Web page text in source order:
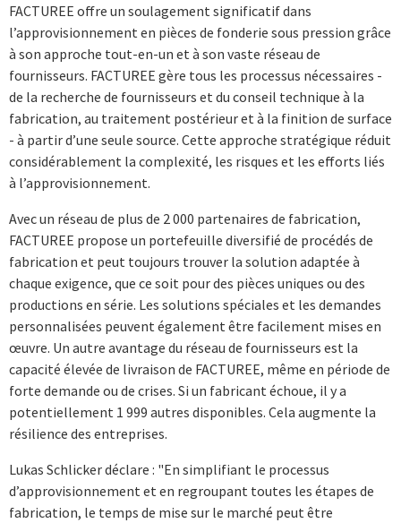
FACTUREE offre un soulagement significatif dans
l’approvisionnement en pièces de fonderie sous pression grâce
à son approche tout-en-un et à son vaste réseau de
fournisseurs. FACTUREE gère tous les processus nécessaires -
de la recherche de fournisseurs et du conseil technique à la
fabrication, au traitement postérieur et à la finition de surface
- à partir d’une seule source. Cette approche stratégique réduit
considérablement la complexité, les risques et les efforts liés
à l’approvisionnement.
Avec un réseau de plus de 2 000 partenaires de fabrication,
FACTUREE propose un portefeuille diversifié de procédés de
fabrication et peut toujours trouver la solution adaptée à
chaque exigence, que ce soit pour des pièces uniques ou des
productions en série. Les solutions spéciales et les demandes
personnalisées peuvent également être facilement mises en
œuvre. Un autre avantage du réseau de fournisseurs est la
capacité élevée de livraison de FACTUREE, même en période de
forte demande ou de crises. Si un fabricant échoue, il y a
potentiellement 1 999 autres disponibles. Cela augmente la
résilience des entreprises.
Lukas Schlicker déclare : "En simplifiant le processus
d’approvisionnement et en regroupant toutes les étapes de
fabrication, le temps de mise sur le marché peut être